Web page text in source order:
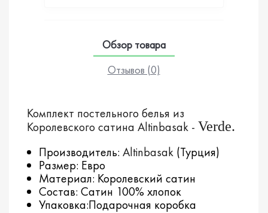
Обзор товара
Отзывов (0)
Комплект постельного белья из
Королевского сатина Altinbasak - Verde.
Производитель: Altinbasak (Турция)
Размер: Евро
Материал: Королевский сатин
Состав: Сатин 100% хлопок
Упаковка:Подарочная коробка